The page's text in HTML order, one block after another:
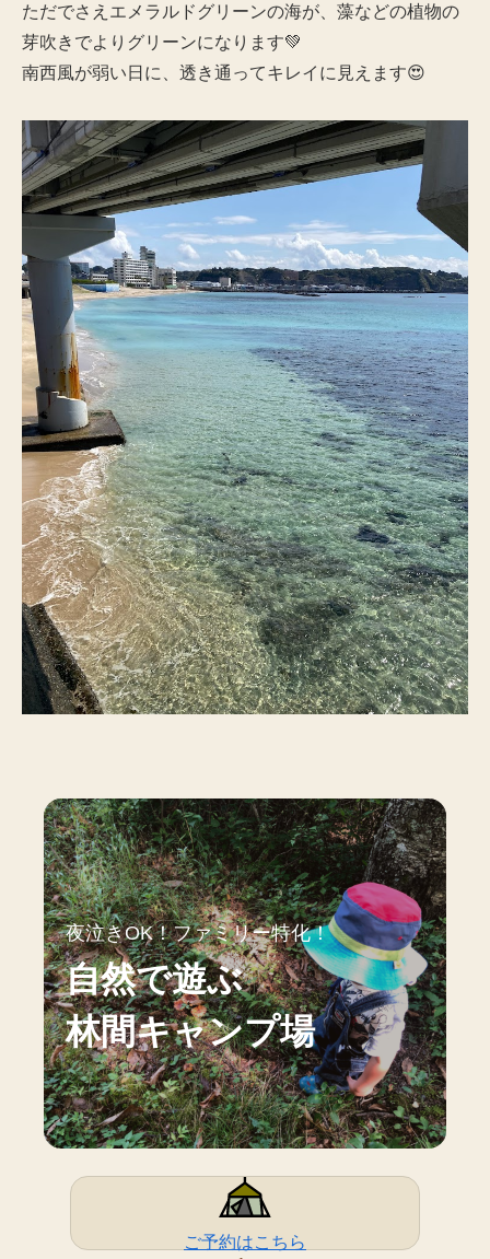
ただでさえエメラルドグリーンの海が、藻などの植物の
芽吹きでよりグリーンになります💚
南西風が弱い日に、透き通ってキレイに見えます😍
夜泣きOK！ファミリー特化！
自然で遊ぶ
林間キャンプ場
ご予約はこちら